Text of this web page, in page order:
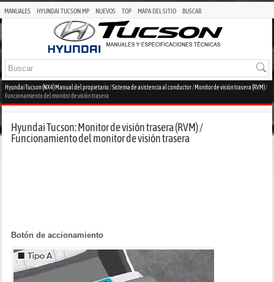
MANUALES HYUNDAI TUCSON MP NUEVOS TOP MAPA DEL SITIO BUSCAR
Hyundai Tucson (NX4) Manual del propietario/Sistema de asistencia al conductor/Monitor de visión trasera (RVM)/
Funcionamiento del monitor de visión trasera
Hyundai Tucson: Monitor de visión trasera (RVM) /
Funcionamiento del monitor de visión trasera
Botón de accionamiento